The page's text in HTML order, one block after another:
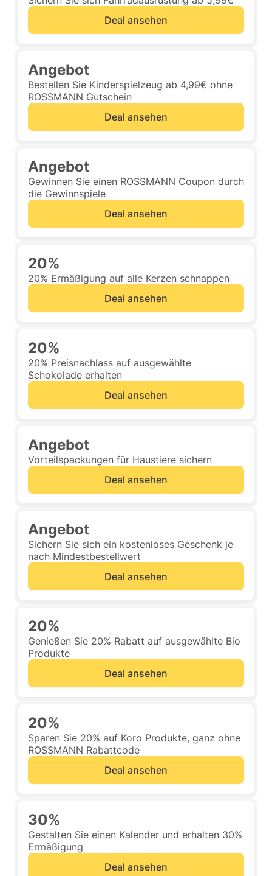
Deal ansehen
Angebot
Bestellen Sie Kinderspielzeug ab 4,99€ ohne
ROSSMANN Gutschein
Deal ansehen
Angebot
Gewinnen Sie einen ROSSMANN Coupon durch
die Gewinnspiele
Deal ansehen
20%
20% Ermäßigung auf alle Kerzen schnappen
Deal ansehen
20%
20% Preisnachlass auf ausgewählte
Schokolade erhalten
Deal ansehen
Angebot
Vorteilspackungen für Haustiere sichern
Deal ansehen
Angebot
Sichern Sie sich ein kostenloses Geschenk je
nach Mindestbestellwert
Deal ansehen
20%
Genießen Sie 20% Rabatt auf ausgewählte Bio
Produkte
Deal ansehen
20%
Sparen Sie 20% auf Koro Produkte, ganz ohne
ROSSMANN Rabattcode
Deal ansehen
30%
Gestalten Sie einen Kalender und erhalten 30%
Ermäßigung
Deal ansehen